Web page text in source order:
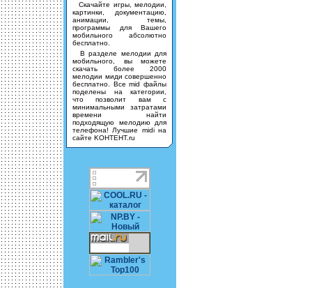
Скачайте игры, мелодии,
картинки, документацию,
анимации, темы,
программы для Вашего
мобильного абсолютно
бесплатно.
В разделе мелодии для
мобильного, вы можете
скачать более 2000
мелодии миди совершенно
бесплатно. Все mid файлы
поделены на категории,
что позволит вам с
минимальными затратами
времени найти
подходящую мелодию для
телефона! Лучшие midi на
сайте KOHTEHT.ru